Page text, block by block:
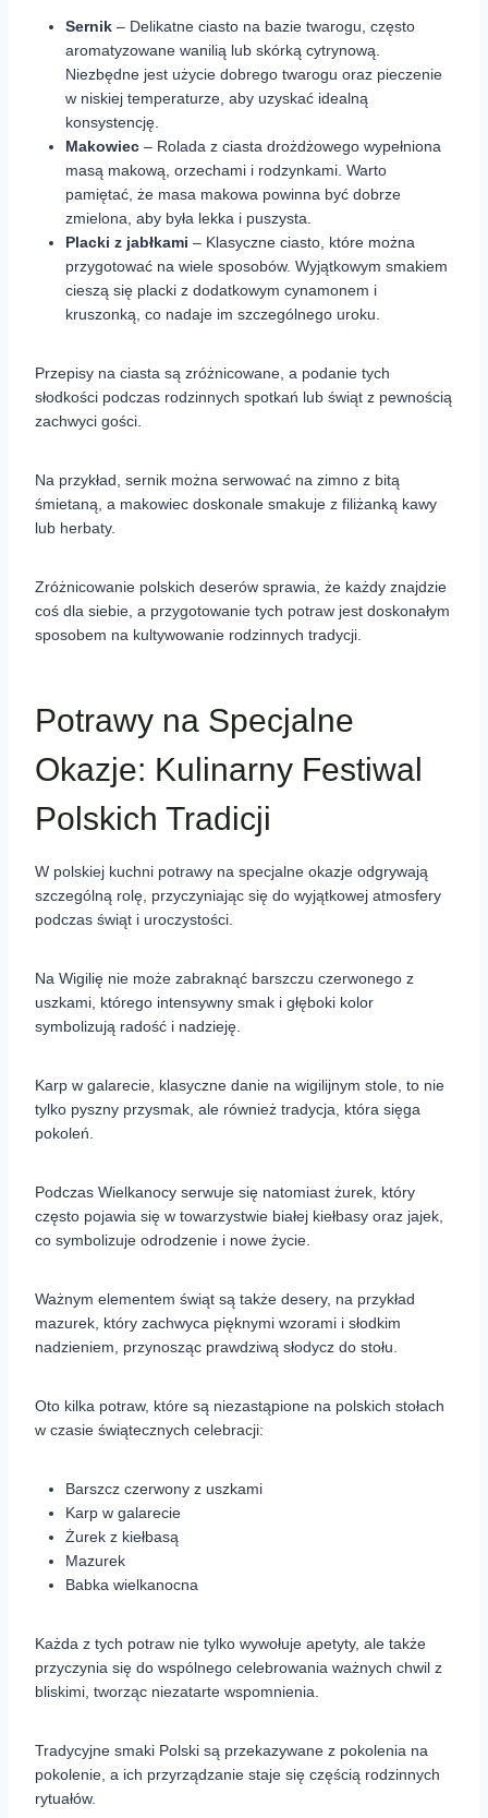
Sernik – Delikatne ciasto na bazie twarogu, często
aromatyzowane wanilią lub skórką cytrynową.
Niezbędne jest użycie dobrego twarogu oraz pieczenie
w niskiej temperaturze, aby uzyskać idealną
konsystencję.
Makowiec – Rolada z ciasta drożdżowego wypełniona
masą makową, orzechami i rodzynkami. Warto
pamiętać, że masa makowa powinna być dobrze
zmielona, aby była lekka i puszysta.
Placki z jabłkami – Klasyczne ciasto, które można
przygotować na wiele sposobów. Wyjątkowym smakiem
cieszą się placki z dodatkowym cynamonem i
kruszonką, co nadaje im szczególnego uroku.
Przepisy na ciasta są zróżnicowane, a podanie tych
słodkości podczas rodzinnych spotkań lub świąt z pewnością
zachwyci gości.
Na przykład, sernik można serwować na zimno z bitą
śmietaną, a makowiec doskonale smakuje z filiżanką kawy
lub herbaty.
Zróżnicowanie polskich deserów sprawia, że każdy znajdzie
coś dla siebie, a przygotowanie tych potraw jest doskonałym
sposobem na kultywowanie rodzinnych tradycji.
Potrawy na Specjalne
Okazje: Kulinarny Festiwal
Polskich Tradicji
W polskiej kuchni potrawy na specjalne okazje odgrywają
szczególną rolę, przyczyniając się do wyjątkowej atmosfery
podczas świąt i uroczystości.
Na Wigilię nie może zabraknąć barszczu czerwonego z
uszkami, którego intensywny smak i głęboki kolor
symbolizują radość i nadzieję.
Karp w galarecie, klasyczne danie na wigilijnym stole, to nie
tylko pyszny przysmak, ale również tradycja, która sięga
pokoleń.
Podczas Wielkanocy serwuje się natomiast żurek, który
często pojawia się w towarzystwie białej kiełbasy oraz jajek,
co symbolizuje odrodzenie i nowe życie.
Ważnym elementem świąt są także desery, na przykład
mazurek, który zachwyca pięknymi wzorami i słodkim
nadzieniem, przynosząc prawdziwą słodycz do stołu.
Oto kilka potraw, które są niezastąpione na polskich stołach
w czasie świątecznych celebracji:
Barszcz czerwony z uszkami
Karp w galarecie
Żurek z kiełbasą
Mazurek
Babka wielkanocna
Każda z tych potraw nie tylko wywołuje apetyty, ale także
przyczynia się do wspólnego celebrowania ważnych chwil z
bliskimi, tworząc niezatarte wspomnienia.
Tradycyjne smaki Polski są przekazywane z pokolenia na
pokolenie, a ich przyrządzanie staje się częścią rodzinnych
rytuałów.